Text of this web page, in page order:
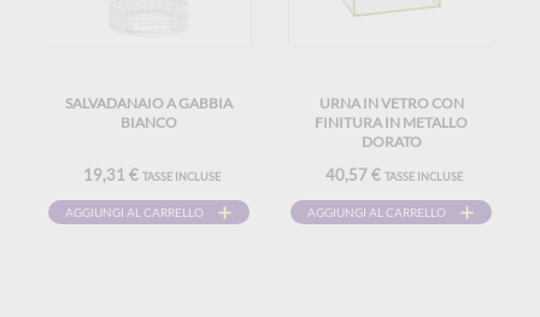
SALVADANAIO A GABBIA
BIANCO
19,31 € TASSE INCLUSE
AGGIUNGI AL CARRELLO
URNA IN VETRO CON
FINITURA IN METALLO
DORATO
40,57 € TASSE INCLUSE
AGGIUNGI AL CARRELLO